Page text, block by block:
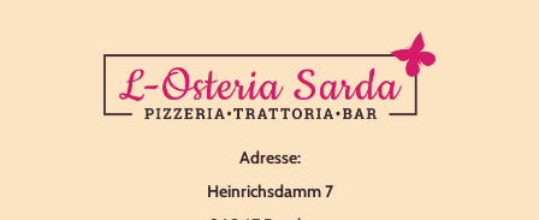
Adresse:
Heinrichsdamm 7